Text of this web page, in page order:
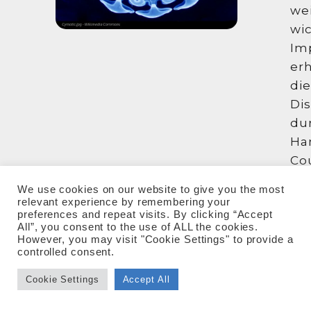
die
We use cookies on our website to give you the most
relevant experience by remembering your
preferences and repeat visits. By clicking “Accept
All”, you consent to the use of ALL the cookies.
However, you may visit "Cookie Settings" to provide a
controlled consent.
Cookie Settings Accept All